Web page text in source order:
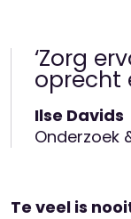
‘Zorg
oprecht
Ilse Davids
Onderzoek
Te veel is